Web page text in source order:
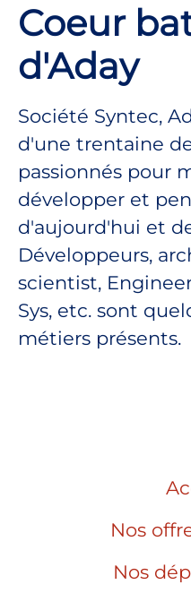
Coeur
d'Aday
Société Syntec,
d'une trentaine
passionnés pour
développer et
d'aujourd'hui et
Développeurs,
scientist,
Sys, etc. sont
métiers présents.
Nos
Nos